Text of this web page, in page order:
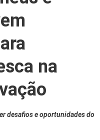
na
desafios e oportunidades do